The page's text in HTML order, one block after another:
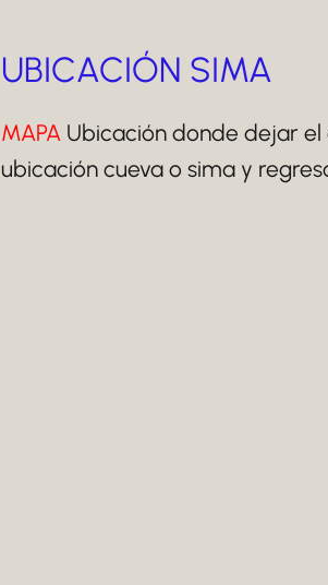
UBICACIÓN SIMA
MAPA Ubicación donde dejar
ubicación cueva o sima y